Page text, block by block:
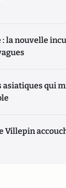
: la nouvelle
asiatiques qui
Villepin